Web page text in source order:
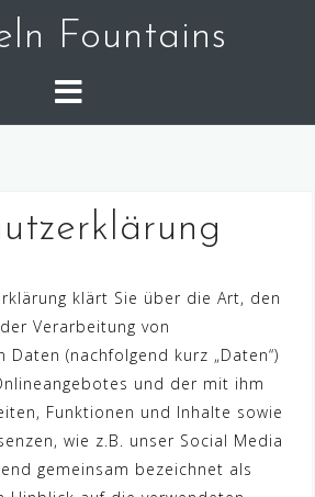
Fountains
klärt Sie über die Art, den
Verarbeitung von
Daten (nachfolgend kurz „Daten“)
und der mit ihm
Funktionen und Inhalte sowie
wie z.B. unser Social Media
gemeinsam bezeichnet als